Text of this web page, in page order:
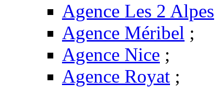
Agence Les 2 Alpes
Agence Méribel ;
Agence Nice ;
Agence Royat ;